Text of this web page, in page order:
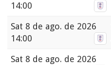
14:00
Sat 8 de ago. de 2026
14:00
Sat 8 de ago. de 2026